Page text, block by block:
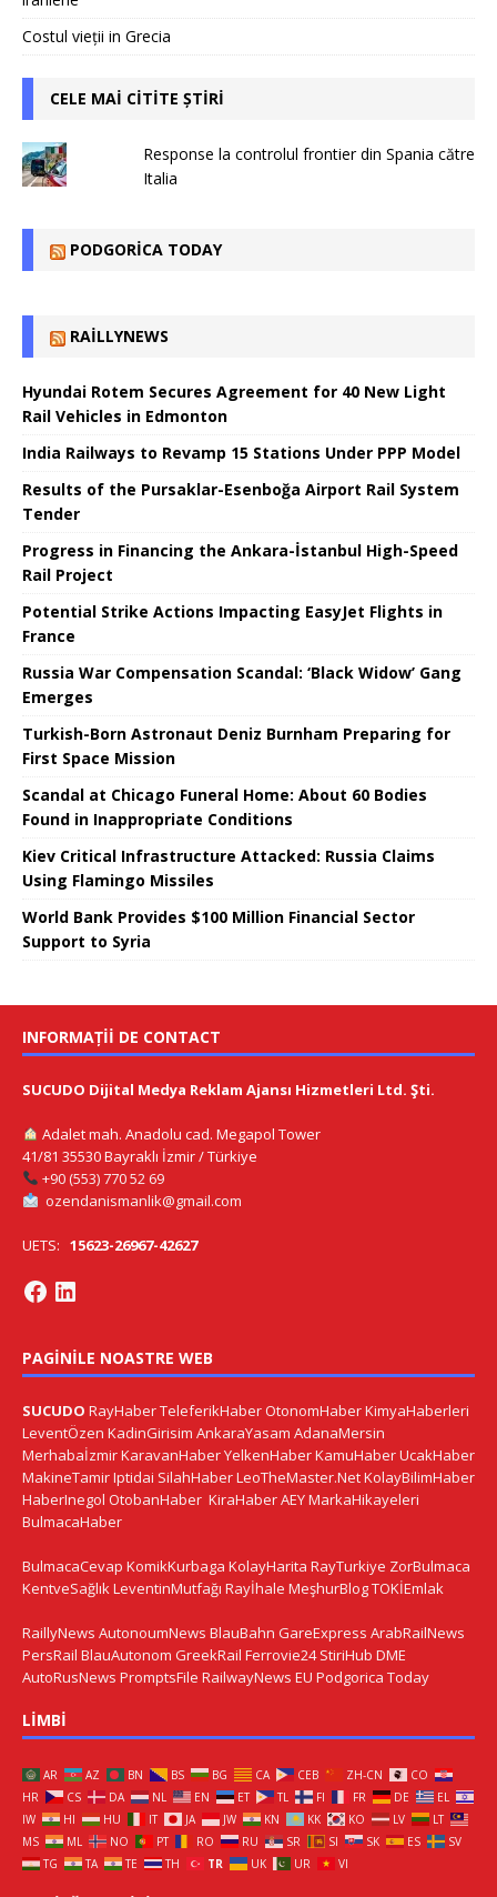
Costul vieții in Grecia
CELE MAI CITITE ȘTIRI
Response la controlul frontier din Spania către
Italia
PODGORICA TODAY
RAILLYNEWS
Hyundai Rotem Secures Agreement for 40 New Light
Rail Vehicles in Edmonton
India Railways to Revamp 15 Stations Under PPP Model
Results of the Pursaklar-Esenboğa Airport Rail System
Tender
Progress in Financing the Ankara-İstanbul High-Speed ​​
Rail Project
Potential Strike Actions Impacting EasyJet Flights in
France
Russia War Compensation Scandal: ‘Black Widow’ Gang
Emerges
Turkish-Born Astronaut Deniz Burnham Preparing for
First Space Mission
Scandal at Chicago Funeral Home: About 60 Bodies
Found in Inappropriate Conditions
Kiev Critical Infrastructure Attacked: Russia Claims
Using Flamingo Missiles
World Bank Provides $100 Million Financial Sector
Support to Syria
INFORMAȚII DE CONTACT
SUCUDO Dijital Medya Reklam Ajansı Hizmetleri Ltd. Şti.
Adalet mah. Anadolu cad. Megapol Tower
41/81 35530 Bayraklı İzmir / Türkiye
+90 (553) 770 52 69
ozendanismanlik@gmail.com
UETS: 15623-26967-42627
PAGINILE NOASTRE WEB
SUCUDO RayHaberTeleferikHaberOtonomHaberKimyaHaberleri
LeventÖzen KadinGirisim AnkaraYasam AdanaMersin
MerhabaİzmirKaravanHaberYelkenHaberKamuHaberUcakHaber
MakineTamirIptidai SilahHaberLeoTheMaster.NetKolayBilimHaber
HaberInegol OtobanHaber KiraHaberAEYMarkaHikayeleri
BulmacaHaber
BulmacaCevap KomikKurbaga KolayHarita RayTurkiye ZorBulmaca
KentveSağlıkLeventinMutfağı Rayİhale MeşhurBlogTOKİEmlak
RaillyNews AutonoumNews BlauBahn GareExpress ArabRailNews
PersRail BlauAutonom GreekRail Ferrovie24 StiriHub DME
AutoRusNews PromptsFile RailwayNews EU Podgorica Today
LIMBI
AR AZ BN BS BG CA CEB ZH-CN
CO
HR
CS DA NL EN ET TL FI FR DE
EL
IW
HI HU IT JA JW KN KK KO LV
LT
MS
ML NO PT RO RU SR SI SK ES
SV
TG
TA TE TH TR UK UR VI